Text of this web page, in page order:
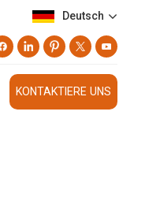
Deutsch
KONTAKTIERE UNS